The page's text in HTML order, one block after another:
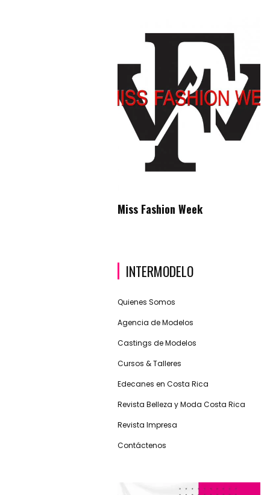
Miss Fashion Week
INTERMODELO
Quienes Somos
Agencia de Modelos
Castings de Modelos
Cursos & Talleres
Edecanes en Costa Rica
Revista Belleza y Moda Costa Rica
Revista Impresa
Contáctenos